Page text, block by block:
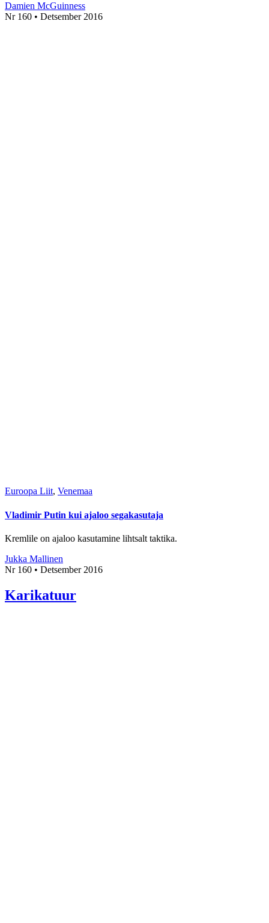
Damien McGuinness
Nr 160 • Detsember 2016
Euroopa Liit, Venemaa
Vladimir Putin kui ajaloo segakasutaja
Kremlile on ajaloo kasutamine lihtsalt taktika.
Jukka Mallinen
Nr 160 • Detsember 2016
Karikatuur